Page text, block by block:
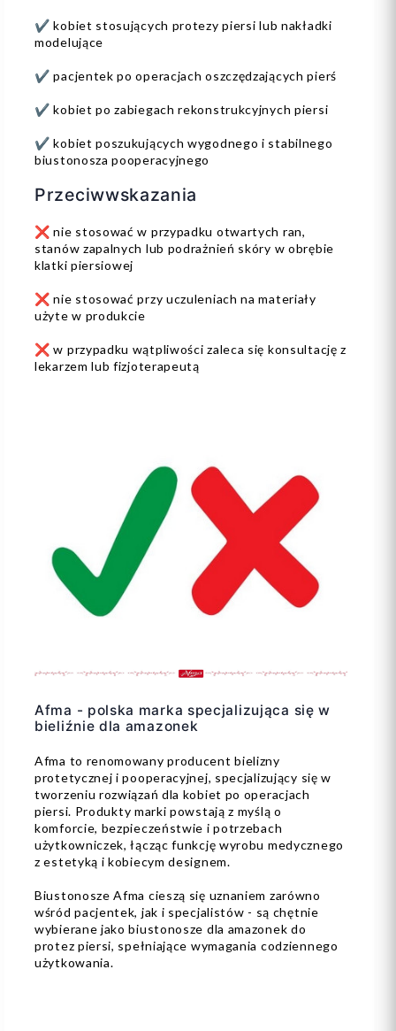
✔️ kobiet stosujących protezy piersi lub nakładki
modelujące
✔️ pacjentek po operacjach oszczędzających pierś
✔️ kobiet po zabiegach rekonstrukcyjnych piersi
✔️ kobiet poszukujących wygodnego i stabilnego
biustonosza pooperacyjnego
Przeciwwskazania
❌ nie stosować w przypadku otwartych ran,
stanów zapalnych lub podrażnień skóry w obrębie
klatki piersiowej
❌ nie stosować przy uczuleniach na materiały
użyte w produkcie
❌ w przypadku wątpliwości zaleca się konsultację z
lekarzem lub fizjoterapeutą
Afma - polska marka specjalizująca się w
bieliźnie dla amazonek
Afma to renomowany producent bielizny
protetycznej i pooperacyjnej, specjalizujący się w
tworzeniu rozwiązań dla kobiet po operacjach
piersi. Produkty marki powstają z myślą o
komforcie, bezpieczeństwie i potrzebach
użytkowniczek, łącząc funkcję wyrobu medycznego
z estetyką i kobiecym designem.
Biustonosze Afma cieszą się uznaniem zarówno
wśród pacjentek, jak i specjalistów - są chętnie
wybierane jako biustonosze dla amazonek do
protez piersi, spełniające wymagania codziennego
użytkowania.